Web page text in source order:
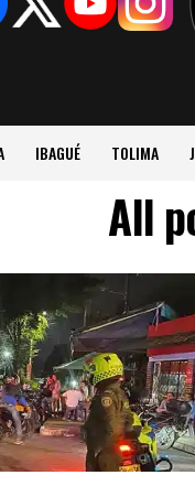
IBAGUÉ TOLIMA
All